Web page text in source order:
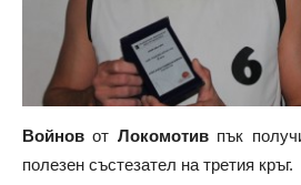
Войнов от Локомотивпък
полезен състезател на третия кръг.